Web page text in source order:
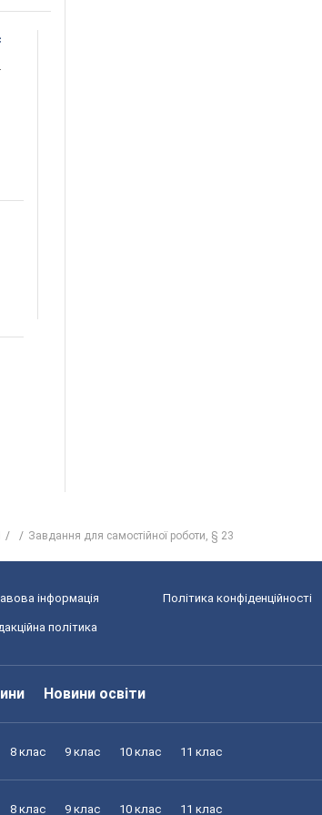
Завдання для самостійної роботи, § 23
інформація Політика конфіденційності
політика
Новини освіти
8 клас 9 клас 10 клас 11 клас
8 клас 9 клас 10 клас 11 клас